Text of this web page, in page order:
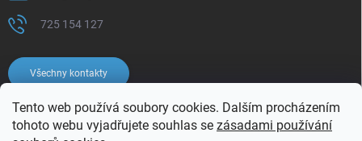
Tento web používá soubory cookies. Dalším procházením
tohoto webu vyjadřujete souhlas se zásadami používání
725 154 127
Všechny kontakty